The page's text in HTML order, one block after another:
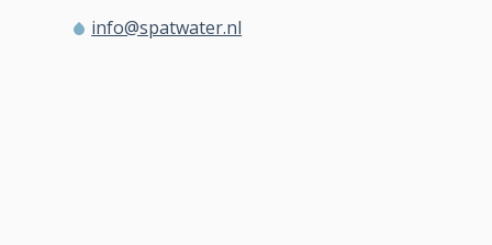
info@spatwater.nl